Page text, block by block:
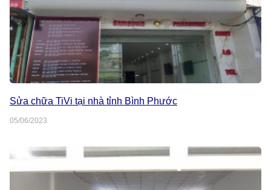
Sửa chữa TiVi tại nhà tỉnh Bình Phước
05/06/2023